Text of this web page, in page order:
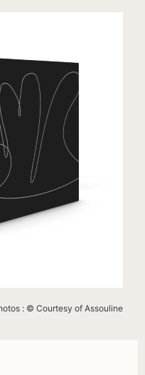
: © Courtesy of Assouline